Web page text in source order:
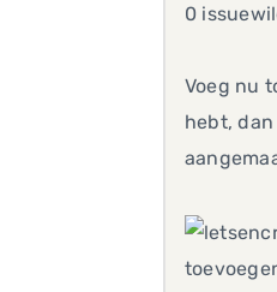
0
Voeg nu
hebt,